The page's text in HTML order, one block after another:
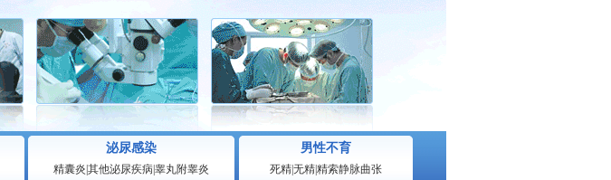
泌尿感染
精囊炎 其他泌尿疾病睾丸附睾炎
男性不育
死精|无精|精索静脉曲张